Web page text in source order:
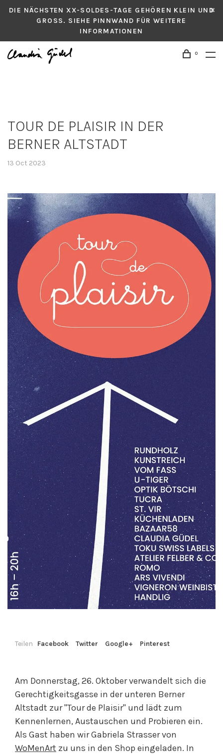
DIE NÄCHSTEN XX-SOLDES-TAGE GEHÖREN KLEIN UND
GROSS. SIEHE PINNWAND FÜR WEITERE
INFORMATIONEN
0
TOUR DE PLAISIR IN DER
BERNER ALTSTADT
13 Oct 2023
Teilen Facebook Twitter Google+ Pinterest
Am Donnerstag, 26. Oktober verwandelt sich die
Gerechtigkeitsgasse in der unteren Berner
Altstadt zur "Tour de Plaisir" und lädt zum
Kennenlernen, Austauschen und Probieren ein.
Als Gast haben wir Gabriela Strasser von
WoMenArt zu uns in den Shop eingeladen. In